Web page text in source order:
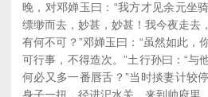
晚，对邓婵玉曰：“我方才见余元坐
缥缈而去，妙甚，妙甚！我今夜走去
有何不可？”邓婵玉曰：“虽然如此，
可行事，不得造次。”土行孙曰：“与
何必又多一番唇舌？”当时掞妻计较